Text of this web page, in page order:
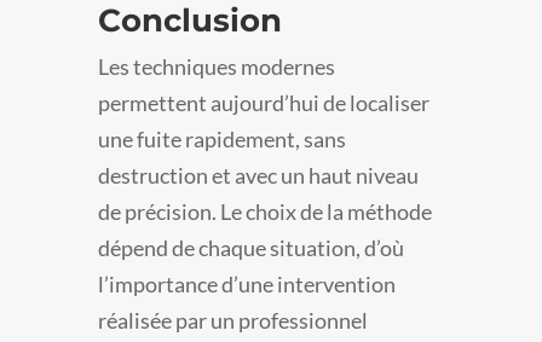
Conclusion
Les techniques modernes
permettent aujourd’hui de localiser
une fuite rapidement, sans
destruction et avec un haut niveau
de précision. Le choix de la méthode
dépend de chaque situation, d’où
l’importance d’une intervention
réalisée par un professionnel